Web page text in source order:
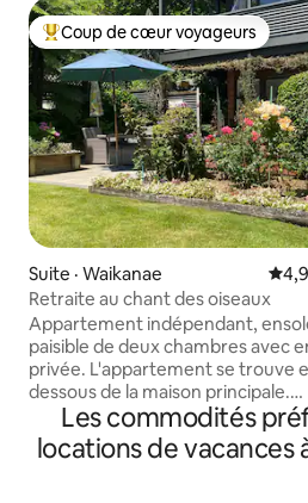
Coup de cœur voyageurs parmi
Coup de cœur voyageurs
Suite · Waikanae
Retraite au chant des oiseaux
Appartement indépendant,
paisible de deux chambres avec
privée. L'appartement se trouve en
dessous de la maison principale.
Convient aux personnes à
réduite Mobilier de qualité - flux
intérieur/extérieur vers le patio
Les commodités
locations de vacances